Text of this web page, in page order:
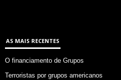
AS MAIS RECENTES
O financiamento de Grupos
Terroristas por grupos americanos